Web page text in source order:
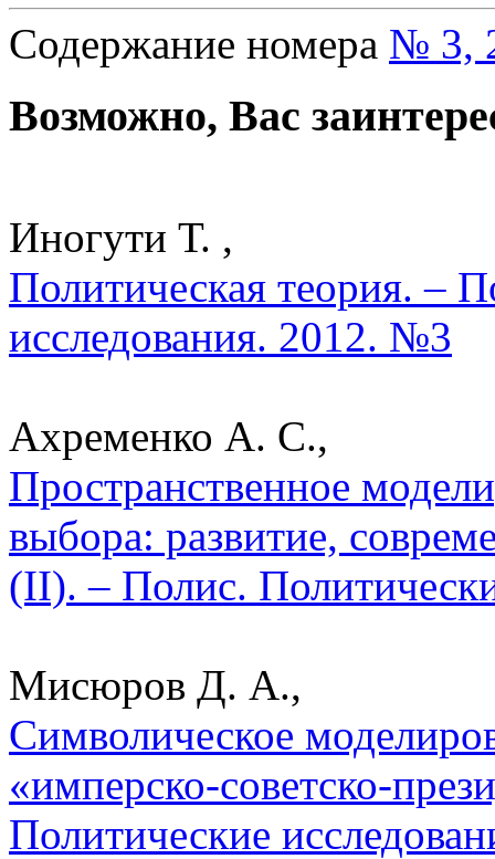
Содержание номера № 3,
Возможно, Вас
Иногути Т. ,
Политическая теория. –
исследования. 2012. №3
Ахременко А. С.,
Пространственное
выбора: развитие,
(II). – Полис.
Мисюров Д. А.,
Символическое
«имперско-советско-
Политические